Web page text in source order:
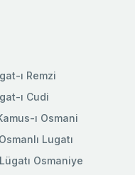
ı Remzi
ı Cudi
ı Osmani
Lugatı
Osmaniye